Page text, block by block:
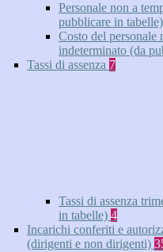
Personale non a
pubblicare in tabelle)
Costo del personale
indeterminato (da
Tassi di assenza 7
Tassi di assenza
in tabelle) 4
Incarichi conferiti e
(dirigenti e non dirigenti)